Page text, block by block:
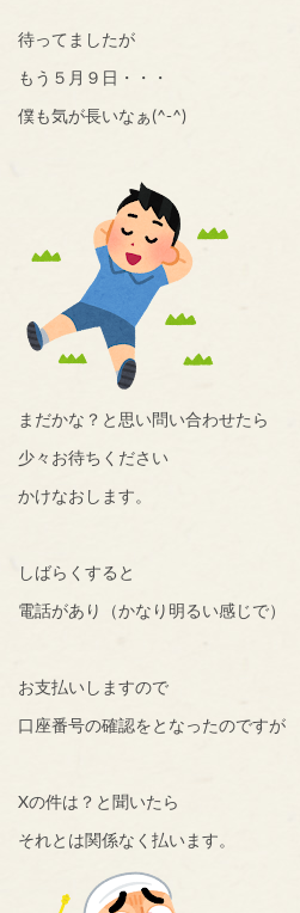
待ってましたが
もう５月９日・・・
僕も気が長いなぁ(^-^)
まだかな？と思い問い合わせたら
少々お待ちください
かけなおします。
しばらくすると
電話があり（かなり明るい感じで）
お支払いしますので
口座番号の確認をとなったのですが
Xの件は？と聞いたら
それとは関係なく払います。